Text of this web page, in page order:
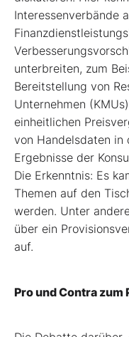
Interessenverbände
unterbreiten, zum
Bereitstellung von
Unternehmen
einheitlichen
von Handelsdaten in
Ergebnisse der
Die Erkenntnis: Es
Themen auf den
werden. Unter
über ein
auf.
Pro und Contra